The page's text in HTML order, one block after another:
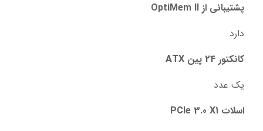
پشتیبانی از OptiMem II
دارد
کانکتور 24 پین ATX
یک عدد
اسلات PCIe 3.0 X1